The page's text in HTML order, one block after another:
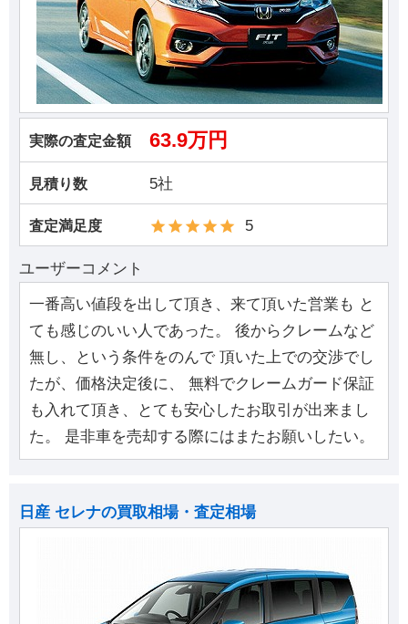
実際の査定金額 63.9万円
見積り数 5社
査定満足度 5
ユーザーコメント
一番高い値段を出して頂き、来て頂いた営業も と
ても感じのいい人であった。 後からクレームなど
無し、という条件をのんで 頂いた上での交渉でし
たが、価格決定後に、 無料でクレームガード保証
も入れて頂き、とても安心したお取引が出来まし
た。 是非車を売却する際にはまたお願いしたい。
日産 セレナの買取相場・査定相場